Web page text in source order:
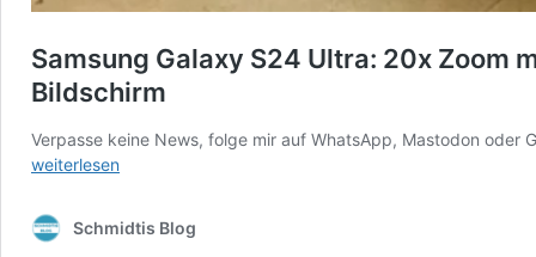
Samsung Galaxy S24 Ultra: 20x Zoom
Bildschirm
Verpasse keine News, folge mir auf WhatsApp, Mastodon
weiterlesen
Schmidtis Blog